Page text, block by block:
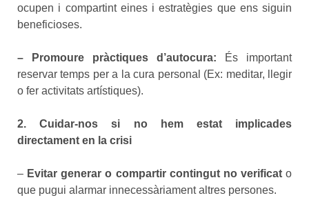
ocupen i compartint eines i estratègies que ens siguin
beneficioses.
– Promoure pràctiques d’autocura: És important
reservar temps per a la cura personal (Ex: meditar, llegir
o fer activitats artístiques).
2. Cuidar-nos si no hem estat implicades
directament en la crisi
– Evitar generar o compartir contingut no verificat o
que pugui alarmar innecessàriament altres persones.